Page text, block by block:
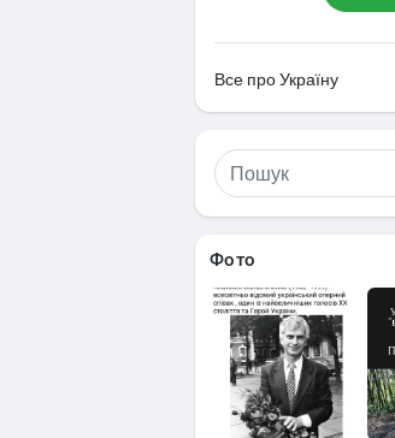
Все про Україну
Фото